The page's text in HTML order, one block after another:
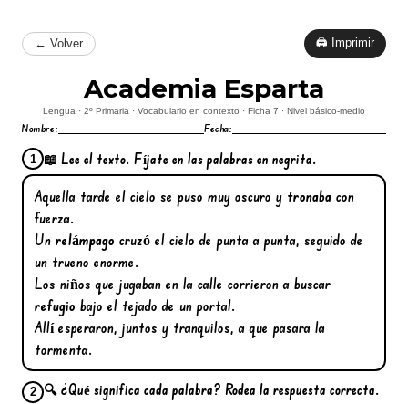
← Volver 🖨 Imprimir
Academia Esparta
Lengua · 2º Primaria · Vocabulario en contexto · Ficha 7 · Nivel básico-medio
Nombre: Fecha:
1 📖 Lee el texto. Fíjate en las palabras en negrita.
Aquella tarde el cielo se puso muy oscuro y tronaba con
fuerza.
Un relámpago cruzó el cielo de punta a punta, seguido de
un trueno enorme.
Los niños que jugaban en la calle corrieron a buscar
refugio bajo el tejado de un portal.
Allí esperaron, juntos y tranquilos, a que pasara la
tormenta.
2
🔍 ¿Qué significa cada palabra? Rodea la respuesta correcta.